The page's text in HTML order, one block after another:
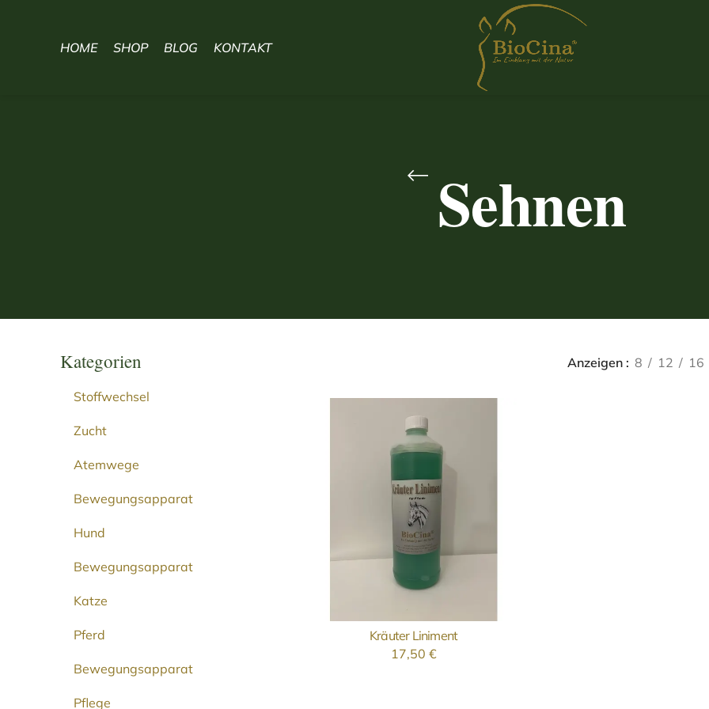
HOME SHOP BLOG KONTAKT
Sehnen
Kategorien
Stoffwechsel
Zucht
Atemwege
Bewegungsapparat
Hund
Bewegungsapparat
Katze
Pferd
Bewegungsapparat
Pflege
Anzeigen 8 12 16
AUSFÜHRUNG WÄHLEN
Kräuter Liniment
17,50 €